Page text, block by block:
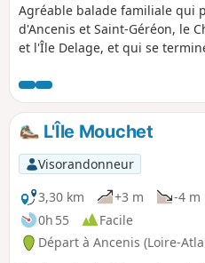
Agréable balade familiale qui
d'Ancenis et Saint-Géréon, le
et l'Île Delage, et qui se
L'Île Mouchet
Visorandonneur
3,30 km
+3 m
-4 m
0h 55
Facile
Départ à Ancenis (Loire-